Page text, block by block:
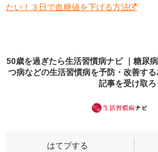
たい！３日で血糖値を下げる方法
50歳を過ぎたら生活習慣病ナビ ｜糖尿
つ病などの生活習慣病を予防・改善す
記事を受け取ろ